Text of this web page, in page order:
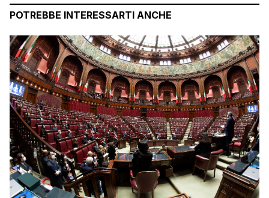
POTREBBE INTERESSARTI ANCHE